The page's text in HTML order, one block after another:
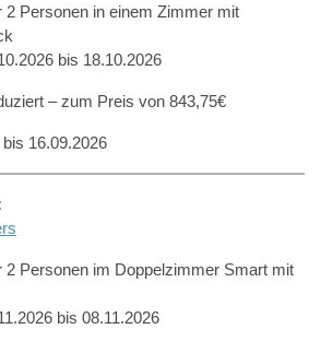
2 Personen in einem Zimmer mit
bis 18.10.2026
– zum Preis von 843,75€
bis 16.09.2026
2 Personen im Doppelzimmer Smart mit
bis 08.11.2026